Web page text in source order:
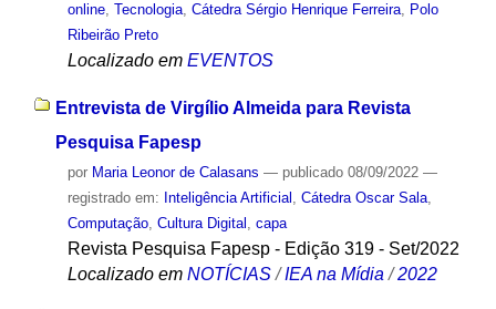
online, Tecnologia, Cátedra Sérgio Henrique Ferreira, Polo
Ribeirão Preto
Localizado em EVENTOS
Entrevista de Virgílio Almeida para Revista
Pesquisa Fapesp
por Maria Leonor de Calasans — publicado08/09/2022 —
registrado em: Inteligência Artificial Cátedra Oscar Sala,
Computação, Cultura Digital capa
Revista Pesquisa Fapesp - Edição 319 - Set/2022
Localizado em NOTÍCIAS /IEA na Mídia /2022